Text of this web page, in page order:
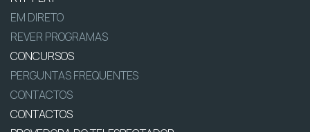
EM DIRETO
REVER PROGRAMAS
CONCURSOS
PERGUNTAS FREQUENTES
CONTACTOS
CONTACTOS